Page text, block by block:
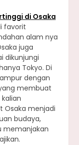
di Osaka
favorit
alam nya
juga
dikunjungi
Tokyo. Di
dengan
membuat
Osaka menjadi
budaya,
memanjakan